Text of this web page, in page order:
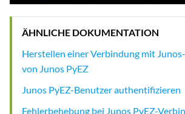
ÄHNLICHE DOKUMENTATION
Herstellen einer Verbindung mit
von Junos PyEZ
Junos PyEZ-Benutzer authentifizieren
Fehlerbehebung bei Junos PyEZ-